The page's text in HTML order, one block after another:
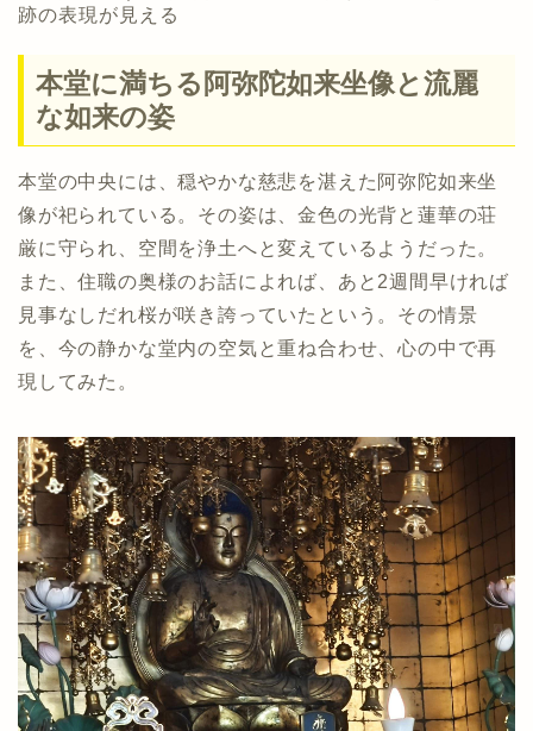
跡の表現が見える
本堂に満ちる阿弥陀如来坐像と流麗
な如来の姿
本堂の中央には、穏やかな慈悲を湛えた阿弥陀如来坐
像が祀られている。その姿は、金色の光背と蓮華の荘
厳に守られ、空間を浄土へと変えているようだった。
また、住職の奥様のお話によれば、あと2週間早ければ
見事なしだれ桜が咲き誇っていたという。その情景
を、今の静かな堂内の空気と重ね合わせ、心の中で再
現してみた。